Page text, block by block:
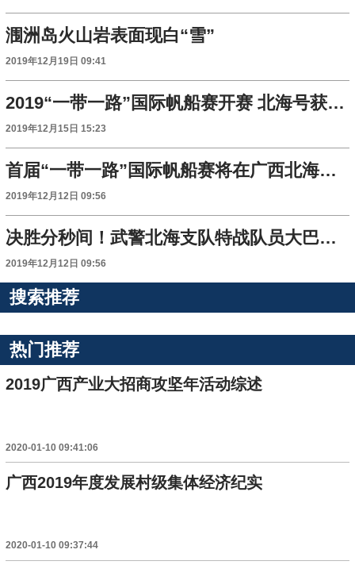
涠洲岛火山岩表面现白“雪”
2019年12月19日 09:41
2019“一带一路”国际帆船赛开赛 北海号获得公开A组冠军
2019年12月15日 15:23
首届“一带一路”国际帆船赛将在广西北海开赛
2019年12月12日 09:56
决胜分秒间！武警北海支队特战队员大巴车反劫持演练
2019年12月12日 09:56
搜索推荐
热门推荐
2019广西产业大招商攻坚年活动综述
2020-01-10 09:41:06
广西2019年度发展村级集体经济纪实
2020-01-10 09:37:44